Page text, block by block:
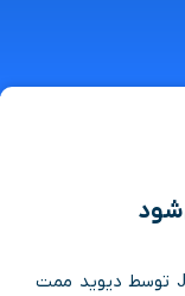
به نقل از ورایتی، فیلم جدیدی از ترور JFK توسط دیوید ممت